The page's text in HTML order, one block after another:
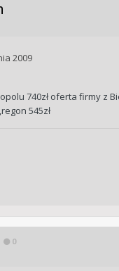
2009
740zł oferta firmy z
545zł
0